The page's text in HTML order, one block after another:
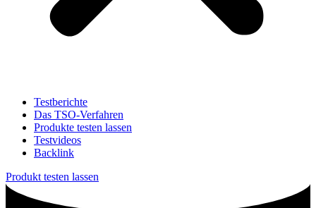
Testberichte
Das TSO-Verfahren
Produkte testen lassen
Testvideos
Backlink
Produkt testen lassen